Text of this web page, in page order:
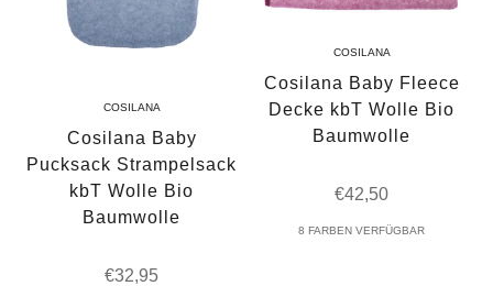
COSILANA
Cosilana Baby
Pucksack Strampelsack
kbT Wolle Bio
Baumwolle
Angebot
€32,95
COSILANA
Cosilana Baby Fleece
Decke kbT Wolle Bio
Baumwolle
Angebot
€42,50
8 FARBEN VERFÜGBAR